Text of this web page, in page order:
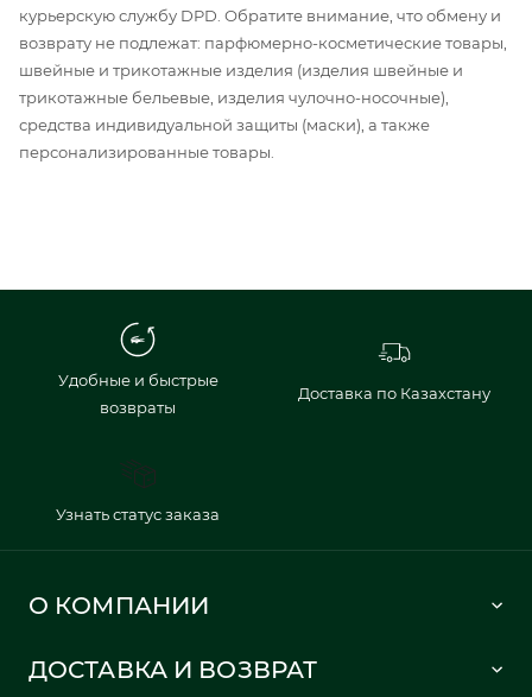
курьерскую службу DPD. Обратите внимание, что обмену и
возврату не подлежат: парфюмерно-косметические товары,
швейные и трикотажные изделия (изделия швейные и
трикотажные бельевые, изделия чулочно-носочные),
средства индивидуальной защиты (маски), а также
персонализированные товары.
Удобные и быстрые
возвраты
Доставка по Казахстану
Узнать статус заказа
О КОМПАНИИ
Политика в отношении обработки персональных данных
ДОСТАВКА И ВОЗВРАТ